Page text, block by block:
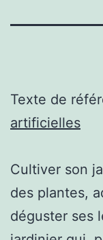
Texte de
artificielles
Cultiver son
des plantes,
déguster ses